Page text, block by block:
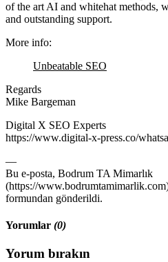
of the art AI and whitehat methods,
and outstanding support.
More info:
Unbeatable SEO
Regards
Mike Bargeman
Digital X SEO Experts
https://www.digital-x-press.co/
—
Bu e-posta, Bodrum TA Mimarlık
(https://
formundan gönderildi.
Yorumlar (0)
Yorum bırakın